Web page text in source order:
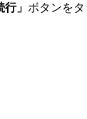
行」 ボタンをタ